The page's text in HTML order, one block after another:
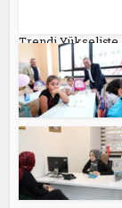
Trendi Yükselişte